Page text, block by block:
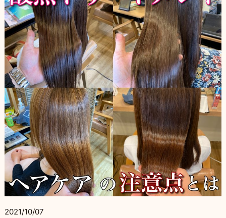
2021/10/07